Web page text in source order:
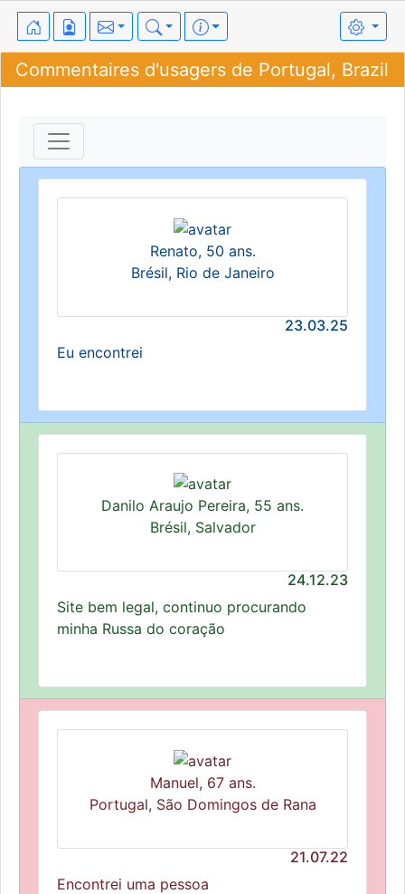
Commentaires d'usagers de Portugal, Brazil
Renato, 50 ans.
Brésil, Rio de Janeiro
23.03.25
Eu encontrei
Danilo Araujo Pereira, 55 ans.
Brésil, Salvador
24.12.23
Site bem legal, continuo procurando
minha Russa do coração
Manuel, 67 ans.
Portugal, São Domingos de Rana
21.07.22
Encontrei uma pessoa